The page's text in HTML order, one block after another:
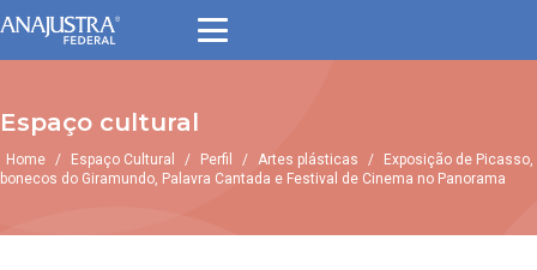
Espaço cultural
Home / Espaço Cultural / Perfil / Artes plásticas /
Exposição de Picasso,
bonecos do Giramundo, Palavra Cantada e Festival de Cinema no Panorama